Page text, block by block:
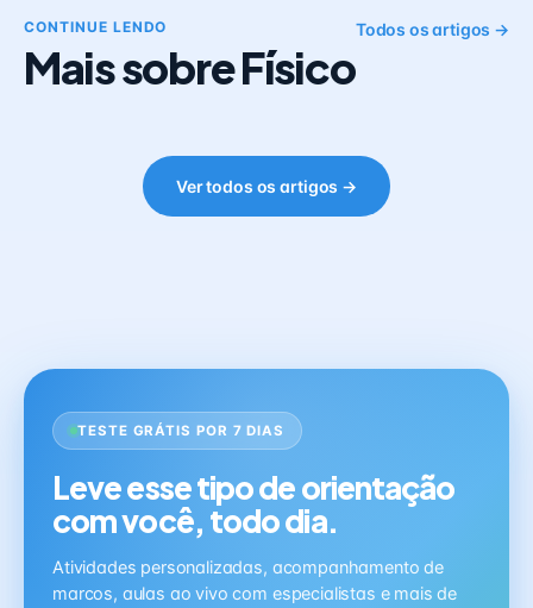
CONTINUE LENDO
Mais sobre Físico
Todos os artigos →
Ver todos os artigos →
TESTE GRÁTIS POR 7 DIAS
Leve esse tipo de orientação
com você, todo dia.
Atividades personalizadas, acompanhamento de
marcos, aulas ao vivo com especialistas e mais de